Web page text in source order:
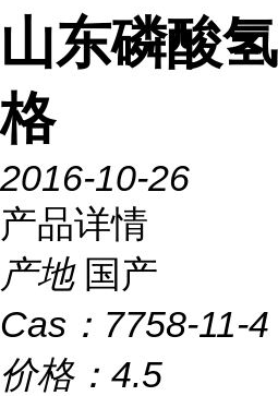
山东磷酸
格
2016-10-26
产品详情
产地 国产
Cas： 7758-11-4
价格： 4.5